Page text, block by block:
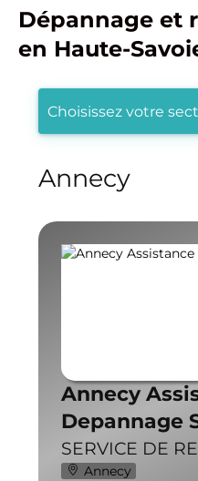
Dépannage et
en Haute-
Choisissez votre
Annecy
Annecy
Depannage
SERVICE DE
Annecy